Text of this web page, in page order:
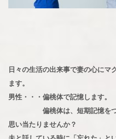
日々の生活の出来事で妻の心にマ
ます。
男性・・・偏桃体で記憶します。
偏桃体は、短期記憶をつか
思い当たりませんか？